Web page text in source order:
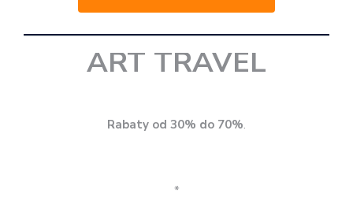
ART TRAVEL
Rabaty od 30% do 70%.
*